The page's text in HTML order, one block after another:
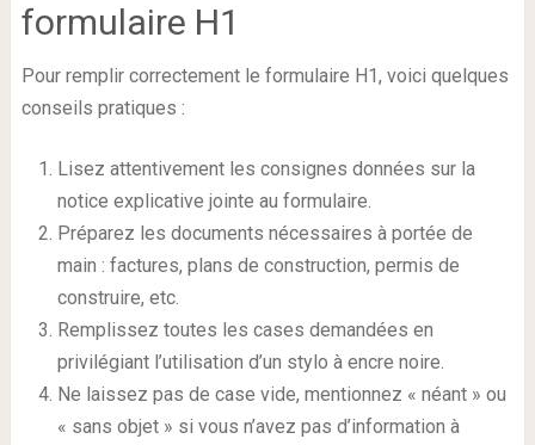
formulaire H1
Pour remplir correctement le formulaire H1, voici quelques
conseils pratiques :
Lisez attentivement les consignes données sur la
notice explicative jointe au formulaire.
Préparez les documents nécessaires à portée de
main : factures, plans de construction, permis de
construire, etc.
Remplissez toutes les cases demandées en
privilégiant l’utilisation d’un stylo à encre noire.
Ne laissez pas de case vide, mentionnez « néant » ou
« sans objet » si vous n’avez pas d’information à